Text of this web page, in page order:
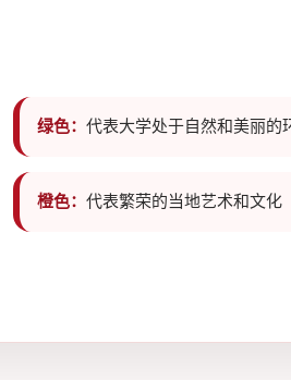
绿色： 代表大学处于自然和美丽的
橙色： 代表繁荣的当地艺术和文化